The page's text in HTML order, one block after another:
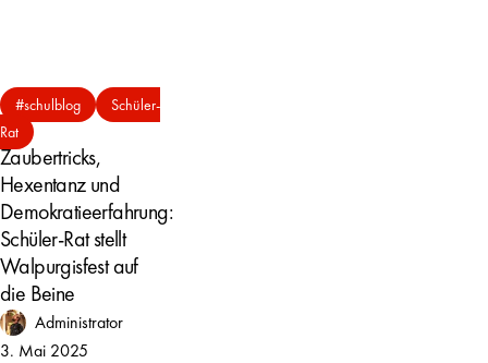
Zaubertricks,
Hexentanz
und
Demokratieerfahrung:
Schüler-
Rat
stellt
Walpurgisfest
auf
die
#schulblog
Schüler-
Rat
Zaubertricks,
Hexentanz und
Demokratieerfahrung:
Schüler-Rat stellt
Walpurgisfest auf
die Beine
Administrator
3. Mai 2025